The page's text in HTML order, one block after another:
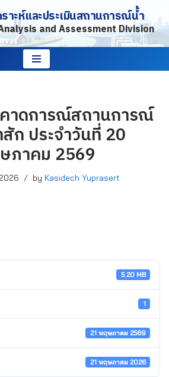
าะห์และประเมินสถานการณ์น้ำ
and Assessment Division
คาดการณ์สถานการณ์
ก ประจำวันที่ 20
ภาคม 2569
by Kasidech Yuprasert
5.20 MB
1
21 พฤษภาคม 2569
21 พฤษภาคม 2026